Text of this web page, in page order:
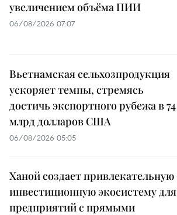
увеличением объёма ПИИ
06/08/2026 07:07
Вьетнамская сельхозпродукция
ускоряет темпы, стремясь
достичь экспортного рубежа в 74
млрд долларов США
06/08/2026 05:05
Ханой создает привлекательную
инвестиционную экосистему для
предприятий с прямыми